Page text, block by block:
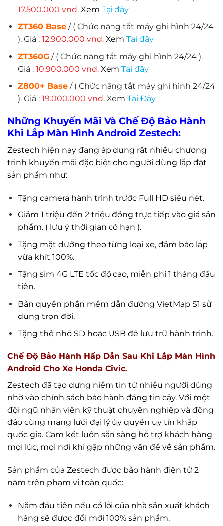
17.500.000 vnd. Xem Tại đây
ZT360 Base/ ( Chức năng tắt máy ghi hình 24/24
). Giá : 12.900.000 vnd. Xem Tại đây
ZT360G/ ( Chức năng tắt máy ghi hình 24/24 ).
Giá : 10.900.000 vnd. Xem Tại đây
Z800+ Base/ ( Chức năng tắt máy ghi hình 24/24
). Giá : 19.000.000 vnd. Xem Tại Đây
Những Khuyến Mãi Và Chế Độ Bảo Hành
Khi Lắp Màn Hình Android Zestech:
Zestech hiện nay đang áp dụng rất nhiều chương
trình khuyến mãi đặc biệt cho người dùng lắp đặt
sản phẩm như:
Tặng camera hành trình trước Full HD siêu nét.
Giảm 1 triệu đến 2 triệu đồng trực tiếp vào giá sản
phẩm. ( lưu ý thời gian có hạn ).
Tặng mặt dưỡng theo từng loại xe, đảm bảo lắp
vừa khít 100%.
Tặng sim 4G LTE tốc độ cao, miễn phí 1 tháng đầu
tiên.
Bản quyền phần mềm dẫn đường VietMap S1 sử
dụng trọn đời.
Tặng thẻ nhớ SD hoặc USB để lưu trữ hành trình.
Chế Độ Bảo Hành Hấp Dẫn Sau Khi Lắp Màn Hình
Android Cho Xe Honda Civic.
Zestech đã tạo dựng niềm tin từ nhiều người dùng
nhờ vào chính sách bảo hành đáng tin cậy. Với một
đội ngũ nhân viên kỹ thuật chuyên nghiệp và đông
đảo cùng mạng lưới đại lý ủy quyền uy tín khắp
quốc gia. Cam kết luôn sẵn sàng hỗ trợ khách hàng
mọi lúc, mọi nơi khi gặp những vấn đề về sản phẩm.
Sản phẩm của Zestech được bảo hành điện tử 2
năm trên phạm vi toàn quốc:
Năm đầu tiên nếu có lỗi của nhà sản xuất khách
hàng sẽ được đổi mới 100% sản phẩm.